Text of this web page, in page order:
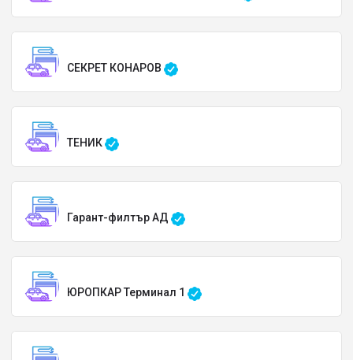
СЕКРЕТ КОНАРОВ
ТЕНИК
Гарант-филтър АД
ЮРОПКАР Терминал 1